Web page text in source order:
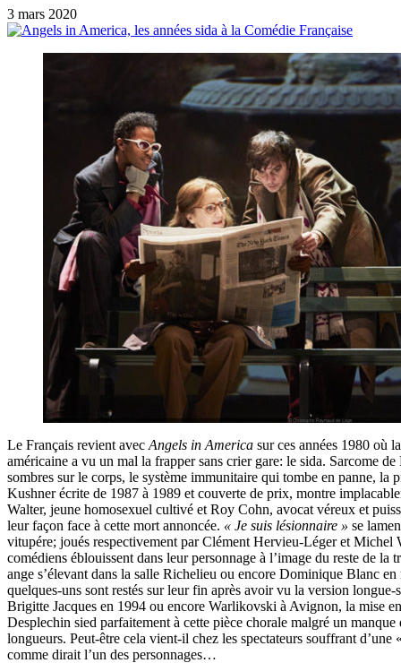
3 mars 2020
Le Français revient avec Angels in America sur ces années 1980 où
américaine a vu un mal la frapper sans crier gare: le sida. Sarcome de
sombres sur le corps, le système immunitaire qui tombe en panne, la
Kushner écrite de 1987 à 1989 et couverte de prix, montre
Walter, jeune homosexuel cultivé et Roy Cohn, avocat véreux et
leur façon face à cette mort annoncée. « Je suis lésionnaire » se
vitupére; joués respectivement par Clément Hervieu-Léger et Michel
comédiens éblouissent dans leur personnage à l’image du reste de la
ange s’élevant dans la salle Richelieu ou encore Dominique Blanc
quelques-uns sont restés sur leur fin après avoir vu la version longue-
Brigitte Jacques en 1994 ou encore Warlikovski à Avignon, la mise
Desplechin sied parfaitement à cette pièce chorale malgré un manque
longueurs. Peut-être cela vient-il chez les spectateurs souffrant d’une
comme dirait l’un des personnages…